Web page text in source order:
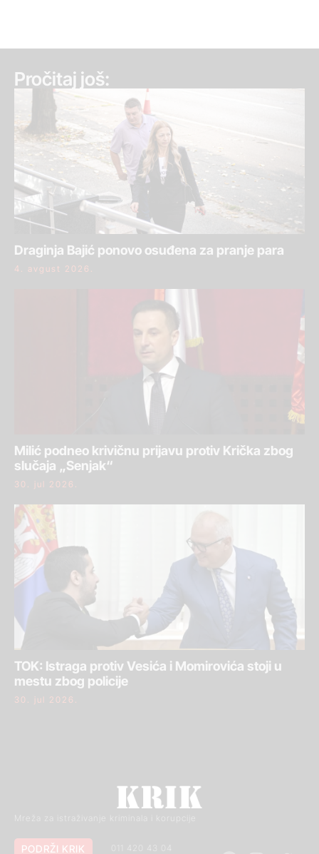
Pročitaj još:
Draginja Bajić ponovo osuđena za pranje para
4. avgust 2026.
Milić podneo krivičnu prijavu protiv Krička zbog
slučaja „Senjak“
30. jul 2026.
TOK: Istraga protiv Vesića i Momirovića stoji u
mestu zbog policije
30. jul 2026.
Mreža za istraživanje kriminala i korupcije
011 420 43 04
PODRŽI KRIK